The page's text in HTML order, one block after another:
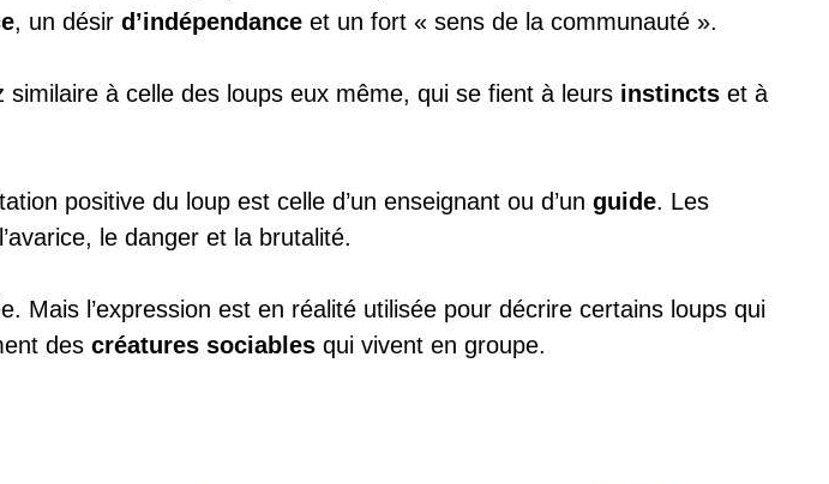
, un désir d’indépendance et un fort « sens de la communauté ».
similaire à celle des loups eux même, qui se fient à leurs instincts et à
positive du loup est celle d’un enseignant ou d’un guide. Les
le danger et la brutalité.
Mais l’expression est en réalité utilisée pour décrire certains loups qui
des créatures sociables qui vivent en groupe.